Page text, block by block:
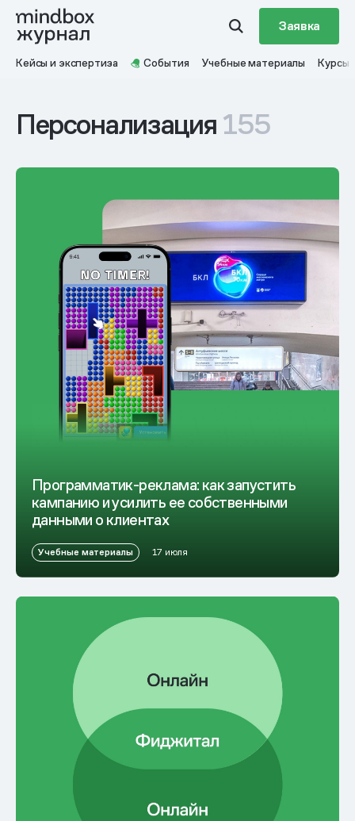
Заявка
Кейсы и экспертиза События Учебные материалы Курсы
Персонализация155
Программатик-реклама: как запустить
кампанию и усилить ее собственными
данными о клиентах
Учебные материалы 17 июля